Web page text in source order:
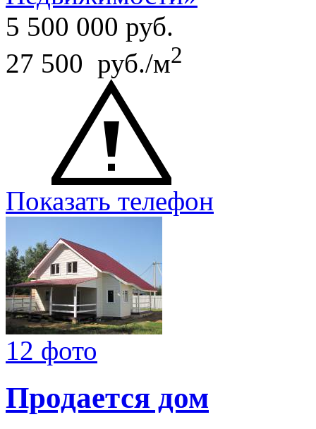
5 500 000 руб.
27 500 руб./м2
Показать телефон
12 фото
Продается дом